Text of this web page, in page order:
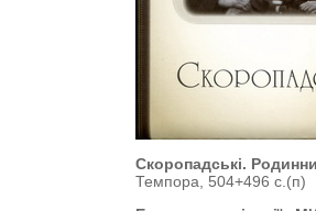
Скоропадські.
Темпора, 504+496 с.(п)